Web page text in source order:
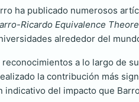
ha publicado numerosos
Ricardo Equivalence
alrededor del
a lo largo de
la contribución más
indicativo del impacto que